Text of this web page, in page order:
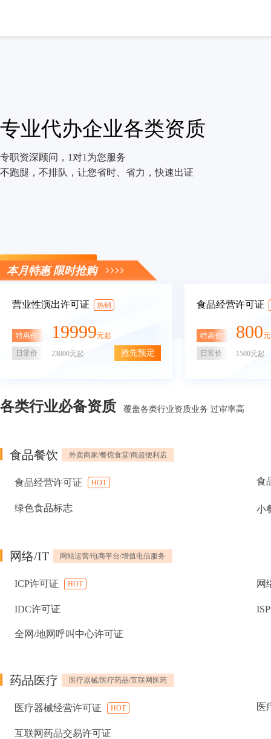
专业代办企业各类资质
专职资深顾问，1对1为您服务
不跑腿，不排队，让您省时、省力，快速出证
立即咨询
本月特惠 限时抢购
营业性演出许可证 热销
特惠价 19999元起
日常价 23000元起 抢先预定
食品经营许可证
特惠价 800
日常价 1500元起
各类行业必备资质 覆盖各类行业资质业务 过审率高
食品餐饮 外卖商家/餐馆食堂/商超便利店
食品经营许可证 HOT 食
绿色食品标志 小
网络/IT 网站运营/电商平台/增值电信服务
ICP许可证 HOT 网
IDC许可证
全网/地网呼叫中心许可证
药品医疗 医疗器械/医疗药品/互联网医药
医疗器械经营许可证 HOT 医
互联网药品交易许可证